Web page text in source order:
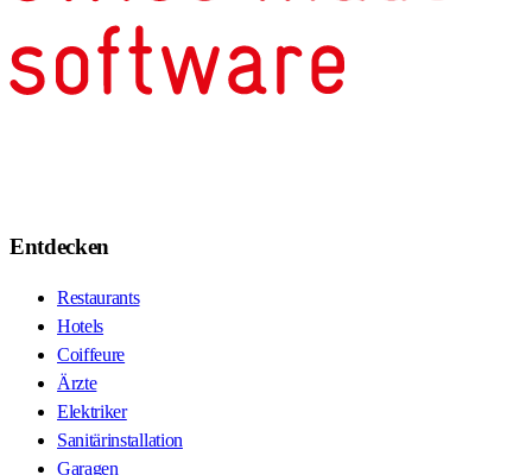
Entdecken
Restaurants
Hotels
Coiffeure
Ärzte
Elektriker
Sanitärinstallation
Garagen